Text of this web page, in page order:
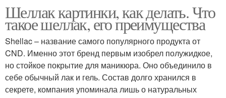
Шеллак картинки, как делать. Что
такое шеллак, его преимущества
Shellac – название самого популярного продукта от
CND. Именно этот бренд первым изобрел полужидкое,
но стойкое покрытие для маникюра. Оно объединило в
себе обычный лак и гель. Состав долго хранился в
секрете, компания упоминала лишь о натуральных